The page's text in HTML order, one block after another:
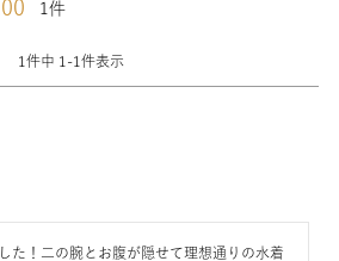
1
1件中 1 -1件表示
た！二の腕とお腹が隠せて理想通りの水着